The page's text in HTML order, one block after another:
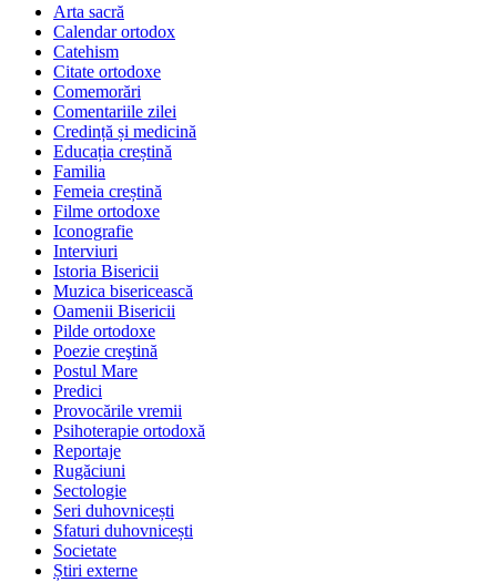
Arta sacră
Calendar ortodox
Catehism
Citate ortodoxe
Comemorări
Comentariile zilei
Credință și medicină
Educația creștină
Familia
Femeia creștină
Filme ortodoxe
Iconografie
Interviuri
Istoria Bisericii
Muzica bisericească
Oamenii Bisericii
Pilde ortodoxe
Poezie creştină
Postul Mare
Predici
Provocările vremii
Psihoterapie ortodoxă
Reportaje
Rugăciuni
Sectologie
Seri duhovnicești
Sfaturi duhovnicești
Societate
Știri externe